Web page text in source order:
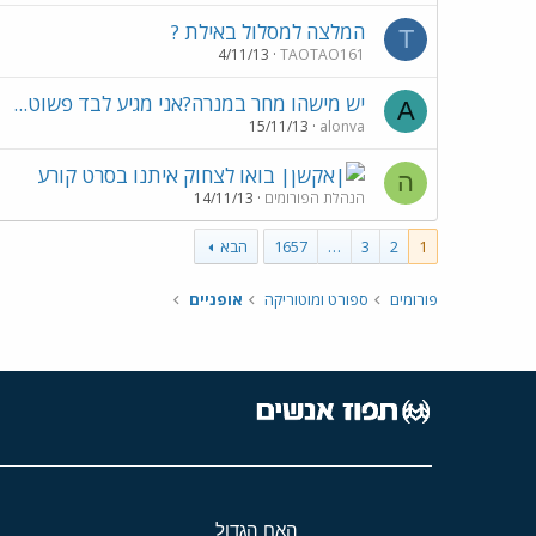
T המלצה למסלול באילת ?
TAOTAO161
4/11/13
A יש מישהו מחר במנרה?אני מגיע לבד פשוט...
alonva
15/11/13
ה בואו לצחוק איתנו בסרט קורע
הנהלת הפורומים 14/11/13
1
2
3
…
1657 הבא
פורומים ספורט ומוטוריקה אופניים
האח הגדול